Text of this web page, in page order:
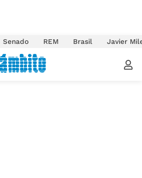
Senado REM Brasil Javier